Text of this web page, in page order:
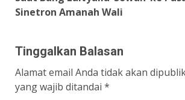
Sinetron Amanah Wali
Tinggalkan Balasan
Alamat email Anda tidak akan
yang wajib ditandai *